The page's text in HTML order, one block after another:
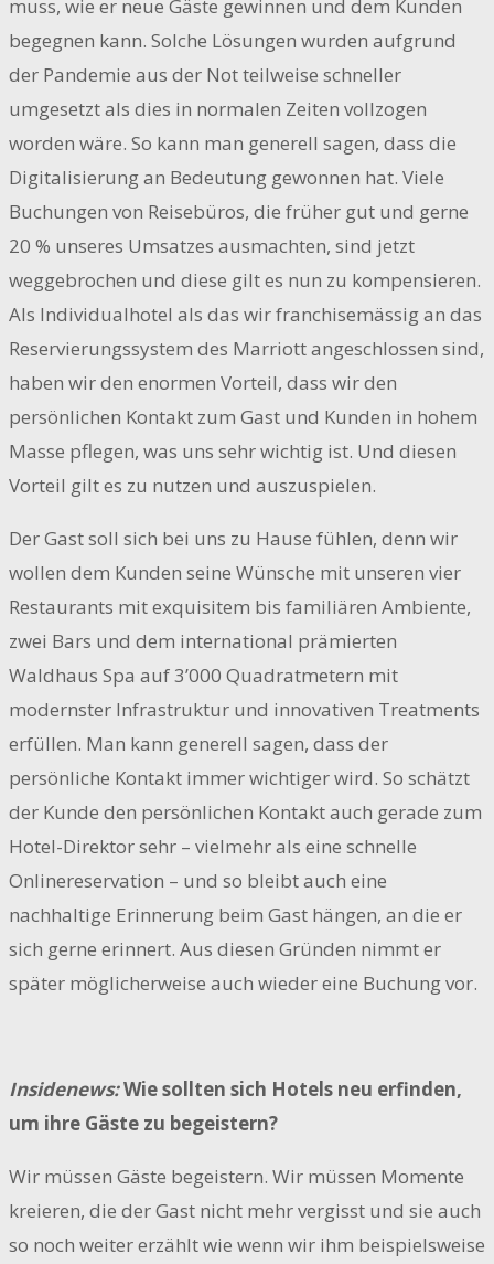
muss, wie er neue Gäste gewinnen und dem Kunden
begegnen kann. Solche Lösungen wurden aufgrund
der Pandemie aus der Not teilweise schneller
umgesetzt als dies in normalen Zeiten vollzogen
worden wäre. So kann man generell sagen, dass die
Digitalisierung an Bedeutung gewonnen hat. Viele
Buchungen von Reisebüros, die früher gut und gerne
20 % unseres Umsatzes ausmachten, sind jetzt
weggebrochen und diese gilt es nun zu kompensieren.
Als Individualhotel als das wir franchisemässig an das
Reservierungssystem des Marriott angeschlossen sind,
haben wir den enormen Vorteil, dass wir den
persönlichen Kontakt zum Gast und Kunden in hohem
Masse pflegen, was uns sehr wichtig ist. Und diesen
Vorteil gilt es zu nutzen und auszuspielen.
Der Gast soll sich bei uns zu Hause fühlen, denn wir
wollen dem Kunden seine Wünsche mit unseren vier
Restaurants mit exquisitem bis familiären Ambiente,
zwei Bars und dem international prämierten
Waldhaus Spa auf 3’000 Quadratmetern mit
modernster Infrastruktur und innovativen Treatments
erfüllen. Man kann generell sagen, dass der
persönliche Kontakt immer wichtiger wird. So schätzt
der Kunde den persönlichen Kontakt auch gerade zum
Hotel-Direktor sehr – vielmehr als eine schnelle
Onlinereservation – und so bleibt auch eine
nachhaltige Erinnerung beim Gast hängen, an die er
sich gerne erinnert. Aus diesen Gründen nimmt er
später möglicherweise auch wieder eine Buchung vor.
Insidenews:Wie sollten sich Hotels neu erfinden,
um ihre Gäste zu begeistern?
Wir müssen Gäste begeistern. Wir müssen Momente
kreieren, die der Gast nicht mehr vergisst und sie auch
so noch weiter erzählt wie wenn wir ihm beispielsweise